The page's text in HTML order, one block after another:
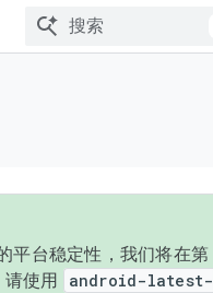
平台稳定性，我们将在第
使用
android-latest-